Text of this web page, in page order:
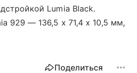
Lumia Black.
929 — 136,5 x 71,4 х 10,5 мм,
Поделиться